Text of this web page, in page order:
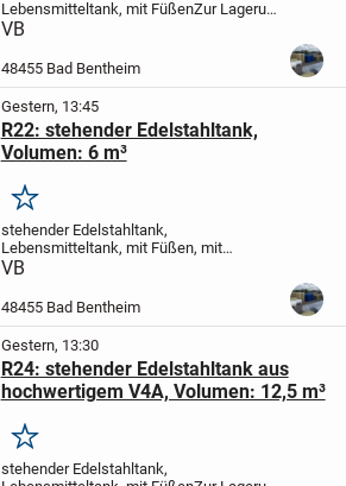
Lebensmitteltank, mit FüßenZur Lagerung
von Wasser, Flüssigfutter und anderen
6.000 LAbmessungen: Ø 2,40 m x 1,90 m
VB
48455 Bad Bentheim
Gestern, 13:45
R22: stehender Edelstahltank,
Volumen: 6 m³
Merken
stehender Edelstahltank,
Lebensmitteltank, mit Füßen, mit
Rührwerk
geeignet.Volumen: 6 m³ / 6.000
VB
48455 Bad Bentheim
Gestern, 13:30
R24: stehender Edelstahltank aus
hochwertigem V4A, Volumen: 12,5 m³
Merken
stehender Edelstahltank,